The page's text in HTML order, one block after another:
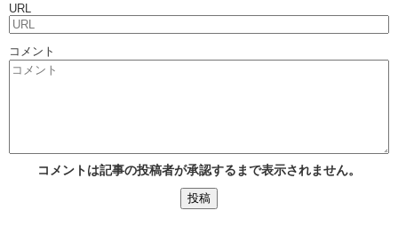
URL
コメント
コメントは記事の投稿者が承認するまで表示されません。